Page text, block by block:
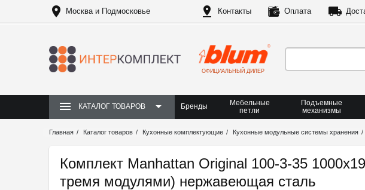
Москва и Подмосковье Контакты Оплата
ОФИЦИАЛЬНЫЙ ДИЛЕР
КАТАЛОГ ТОВАРОВ Бренды
Мебельные
петли
Подъемные
механизмы
Главная Каталог товаров Кухонные комплектующие Кухонные модульные системы хранения
Комплект Manhattan Original 100-3-35
тремя модулями) нержавеющая сталь